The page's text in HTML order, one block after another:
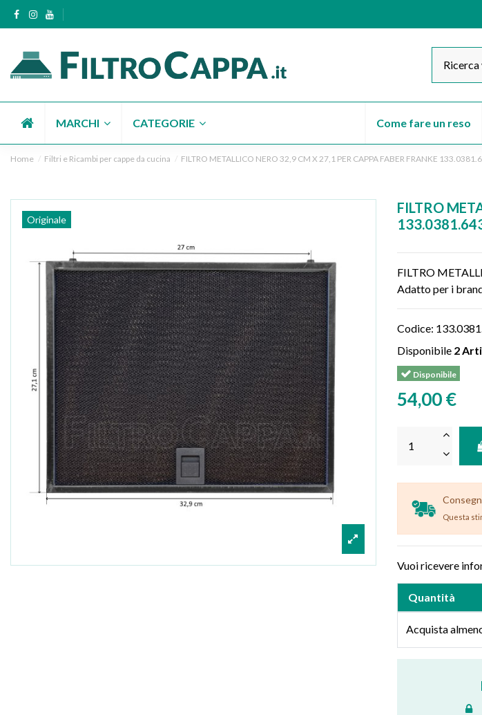
MARCHI CATEGORIE Come fare un reso
Home Filtri e Ricambi per cappe da cucina FILTRO METALLICO NERO 32,9 CM X 27,1 PER CAPPA FABER FRANKE
Originale
FILTRO
FILTRO
Adatto per i
Codice:
Disponibile 2
Disponibile
54,00 €
Questa
Vuoi ricevere
Quantità
Acquista